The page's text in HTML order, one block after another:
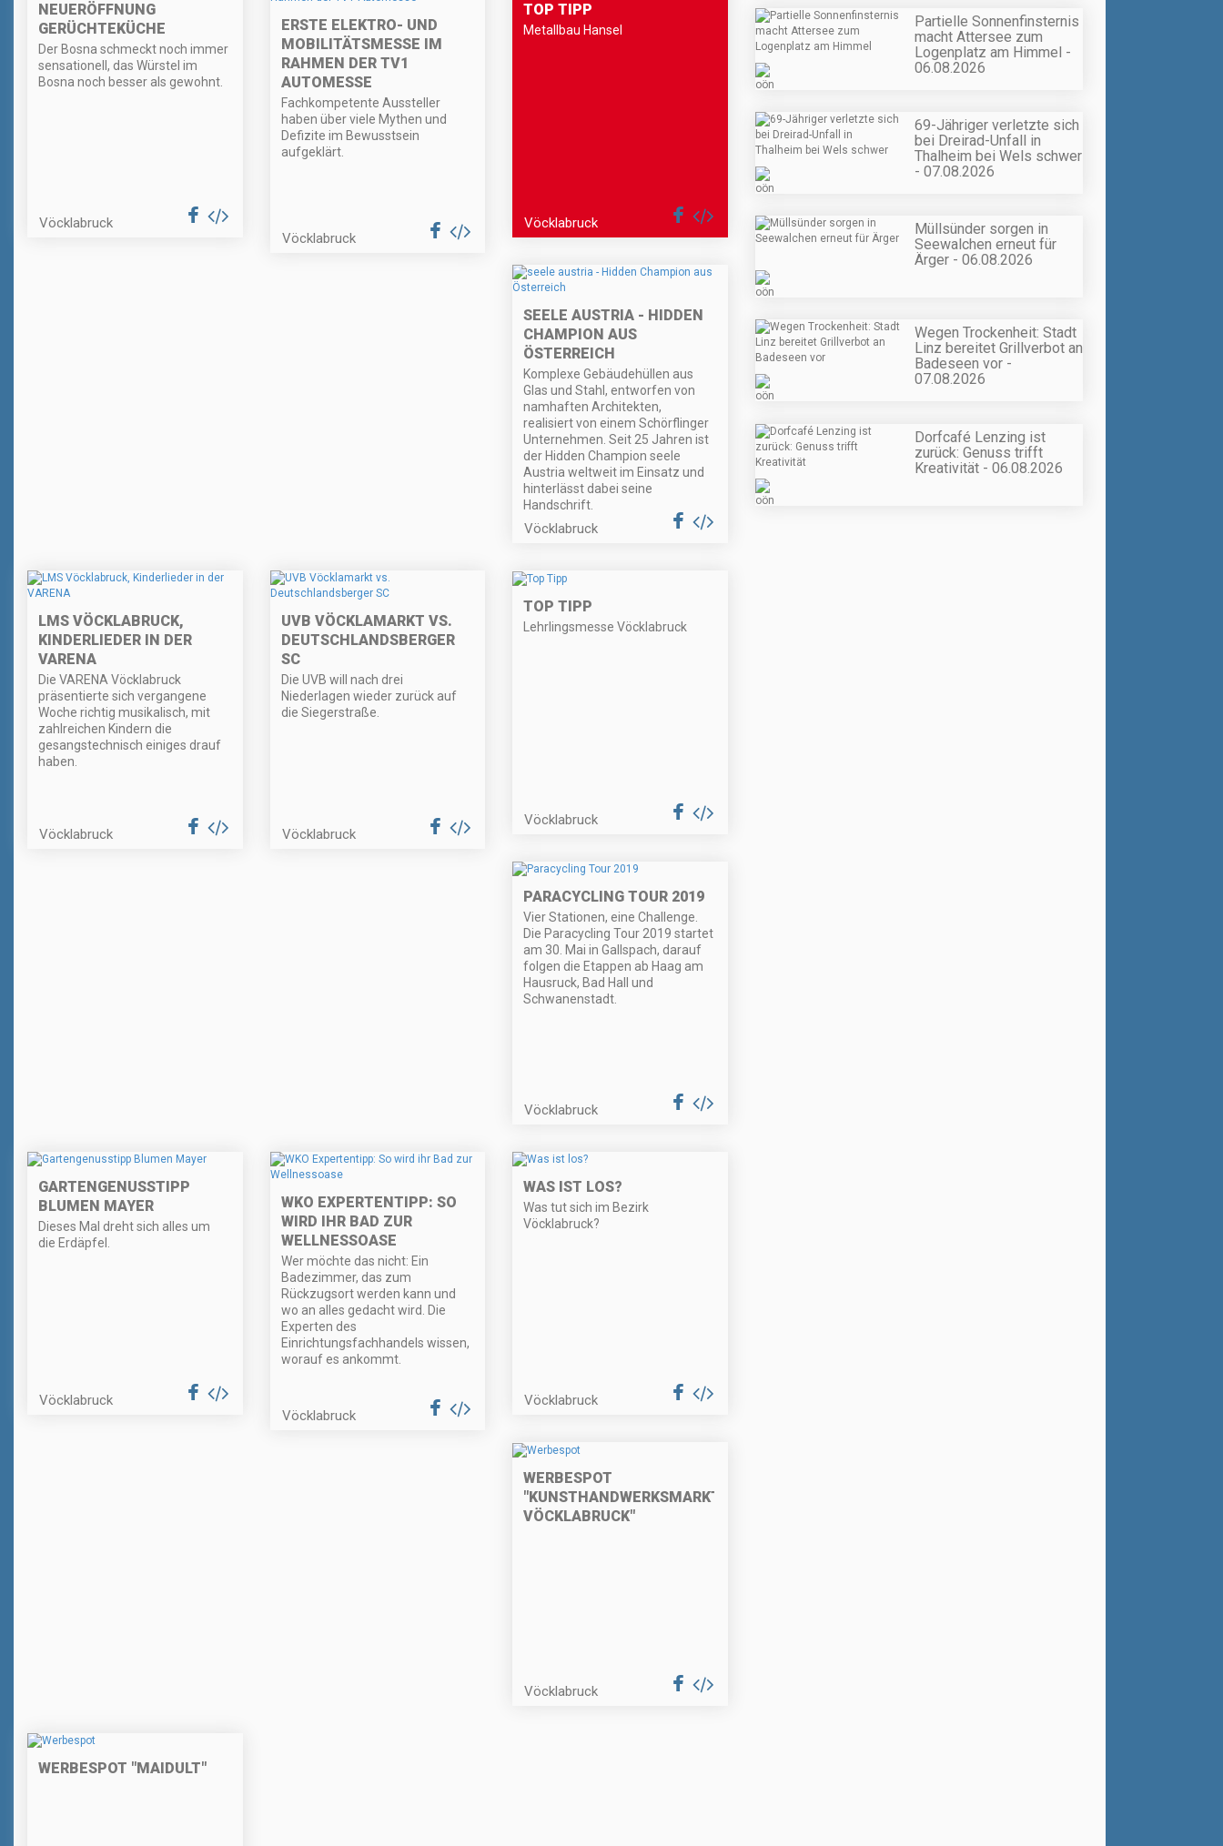
NEUERÖFFNUNG
GERÜCHTEKÜCHE
Der Bosna schmeckt noch immer
sensationell, das Würstel im
Bosna noch besser als gewohnt.
Vöcklabruck
ERSTE ELEKTRO- UND
MOBILITÄTSMESSE IM
RAHMEN DER TV1
AUTOMESSE
Fachkompetente Aussteller
haben über viele Mythen und
Defizite im Bewusstsein
aufgeklärt.
Vöcklabruck
TOP TIPP
Metallbau Hansel
Vöcklabruck
SEELE AUSTRIA - HIDDEN
CHAMPION AUS
ÖSTERREICH
Komplexe Gebäudehüllen aus
Glas und Stahl, entworfen von
namhaften Architekten,
realisiert von einem Schörflinger
Unternehmen. Seit 25 Jahren ist
der Hidden Champion seele
Austria weltweit im Einsatz und
hinterlässt dabei seine
Handschrift.
Vöcklabruck
LMS VÖCKLABRUCK,
KINDERLIEDER IN DER
VARENA
Die VARENA Vöcklabruck
präsentierte sich vergangene
Woche richtig musikalisch, mit
zahlreichen Kindern die
gesangstechnisch einiges drauf
haben.
Vöcklabruck
UVB VÖCKLAMARKT VS.
DEUTSCHLANDSBERGER
SC
Die UVB will nach drei
Niederlagen wieder zurück auf
die Siegerstraße.
Vöcklabruck
TOP TIPP
Lehrlingsmesse Vöcklabruck
Vöcklabruck
PARACYCLING TOUR 2019
Vier Stationen, eine Challenge.
Die Paracycling Tour 2019 startet
am 30. Mai in Gallspach, darauf
folgen die Etappen ab Haag am
Hausruck, Bad Hall und
Schwanenstadt.
Vöcklabruck
GARTENGENUSSTIPP
BLUMEN MAYER
Dieses Mal dreht sich alles um
die Erdäpfel.
Vöcklabruck
WKO EXPERTENTIPP: SO
WIRD IHR BAD ZUR
WELLNESSOASE
Wer möchte das nicht: Ein
Badezimmer, das zum
Rückzugsort werden kann und
wo an alles gedacht wird. Die
Experten des
Einrichtungsfachhandels wissen,
worauf es ankommt.
Vöcklabruck
WAS IST LOS?
Was tut sich im Bezirk
Vöcklabruck?
Vöcklabruck
WERBESPOT
"KUNSTHANDWERKSMARKT
VÖCKLABRUCK"
Vöcklabruck
WERBESPOT "MAIDULT"
Partielle Sonnenfinsternis
macht Attersee zum
Logenplatz am Himmel -
06.08.2026
69-Jähriger verletzte sich
bei Dreirad-Unfall in
Thalheim bei Wels schwer
- 07.08.2026
Müllsünder sorgen in
Seewalchen erneut für
Ärger - 06.08.2026
Wegen Trockenheit: Stadt
Linz bereitet Grillverbot an
Badeseen vor -
07.08.2026
Dorfcafé Lenzing ist
zurück: Genuss trifft
Kreativität - 06.08.2026